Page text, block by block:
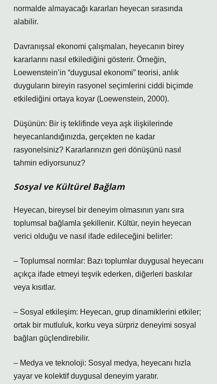
normalde almayacağı kararları heyecan sırasında
alabilir.
Davranışsal ekonomi çalışmaları, heyecanın birey
kararlarını nasıl etkilediğini gösterir. Örneğin,
Loewenstein’in “duygusal ekonomi” teorisi, anlık
duyguların bireyin rasyonel seçimlerini ciddi biçimde
etkilediğini ortaya koyar (Loewenstein, 2000).
Düşünün: Bir iş teklifinde veya aşk ilişkilerinde
heyecanlandığınızda, gerçekten ne kadar
rasyonelsiniz? Kararlarınızın geri dönüşünü nasıl
tahmin ediyorsunuz?
Sosyal ve Kültürel Bağlam
Heyecan, bireysel bir deneyim olmasının yanı sıra
toplumsal bağlamla şekillenir. Kültür, neyin heyecan
verici olduğu ve nasıl ifade edileceğini belirler:
– Toplumsal normlar: Bazı toplumlar duygusal heyecanı
açıkça ifade etmeyi teşvik ederken, diğerleri baskılar
veya kısıtlar.
– Sosyal etkileşim: Heyecan, grup dinamiklerini etkiler;
ortak bir mutluluk, korku veya sürpriz deneyimi sosyal
bağları güçlendirebilir.
– Medya ve teknoloji: Sosyal medya, heyecanı hızla
yayar ve kolektif duygusal deneyim yaratır.